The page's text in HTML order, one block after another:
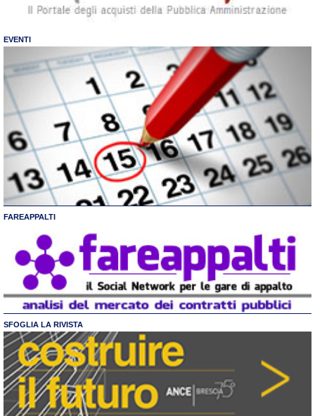
EVENTI
FAREAPPALTI
SFOGLIA LA RIVISTA